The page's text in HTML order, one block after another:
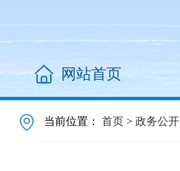
网站首页
当前位置：首页 >政务公开